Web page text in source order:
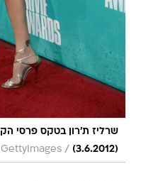
(3.6.2012)
/
GettyImages